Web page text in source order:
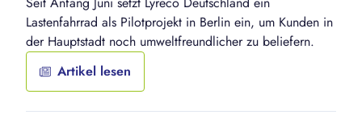
Lastenfahrrad als Pilotprojekt in Berlin ein, um Kunden in
der Hauptstadt noch umweltfreundlicher zu beliefern.
Artikel lesen